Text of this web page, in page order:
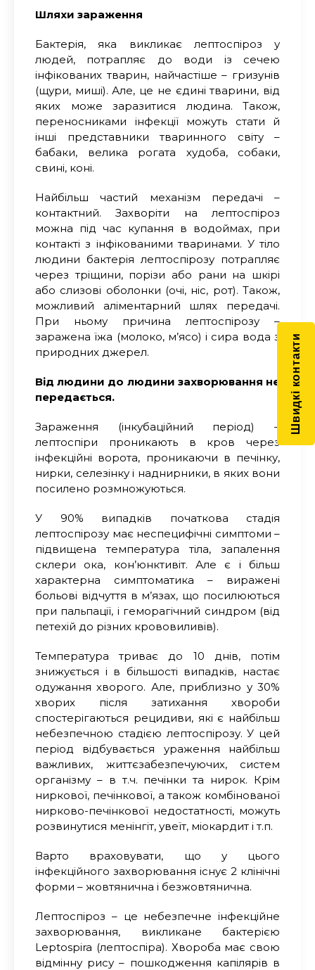
Шляхи зараження
Бактерія, яка викликає лептоспіроз у
людей, потрапляє
до води із сечею
інфікованих тварин, найчастіше – гризунів
(щури, миші). Але, це не єдині тварини, від
яких може заразитися людина. Також,
переносниками інфекції можуть стати й
інші представники тваринного світу –
бабаки, велика рогата худоба, собаки,
свині, коні.
Найбільш частий механізм передачі –
контактний. Захворіти на лептоспіроз
можна під час купання в водоймах, при
контакті з інфікованими тваринами. У тіло
людини бактерія лептоспірозу потрапляє
через тріщини, порізи або рани на шкірі
або слизові оболонки (очі, ніс, рот). Також,
можливий аліментарний шлях передачі.
При ньому причина лептоспірозу –
заражена їжа (молоко, м’ясо) і сира вода з
природних джерел.
Від людини до людини захворювання не
передається.
Зараження (інкубаційний період) –
лептоспіри проникають в кров через
інфекційні ворота, проникаючи в печінку,
нирки, селезінку і наднирники, в яких вони
посилено розмножуються.
У 90% випадків початкова стадія
лептоспірозу має неспецифічні симптоми –
підвищена температура тіла, запалення
склери ока, кон’юнктивіт. Але є і більш
характерна симптоматика – виражені
больові відчуття в м’язах, що посилюються
при пальпації, і геморагічний синдром (від
петехій до різних крововиливів).
Температура триває до 10 днів, потім
знижується і в більшості випадків, настає
одужання хворого. Але, приблизно у 30%
хворих після затихання хвороби
спостерігаються рецидиви, які є найбільш
небезпечною стадією лептоспірозу. У цей
період відбувається ураження найбільш
важливих, життєзабезпечуючих, систем
організму – в т.ч. печінки та нирок. Крім
ниркової, печінкової, а також комбінованої
нирково-печінкової недостатності, можуть
розвинутися менінгіт, увеїт, міокардит і т.п.
Варто враховувати, що у цього
інфекційного захворювання існує 2 клінічні
форми – жовтянична і безжовтянична.
Лептоспіроз – це небезпечне інфекційне
захворювання, викликане бактерією
Leptospira (лептоспіра). Хвороба має свою
відмінну рису – пошкодження капілярів в
Швидкі контакти